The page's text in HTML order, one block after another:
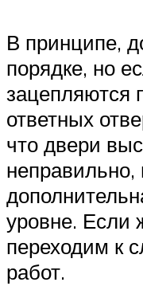
В принципе,
порядке, но
зацепляются
ответных
что двери
неправильно,
уровне. Если
переходим к
работ.